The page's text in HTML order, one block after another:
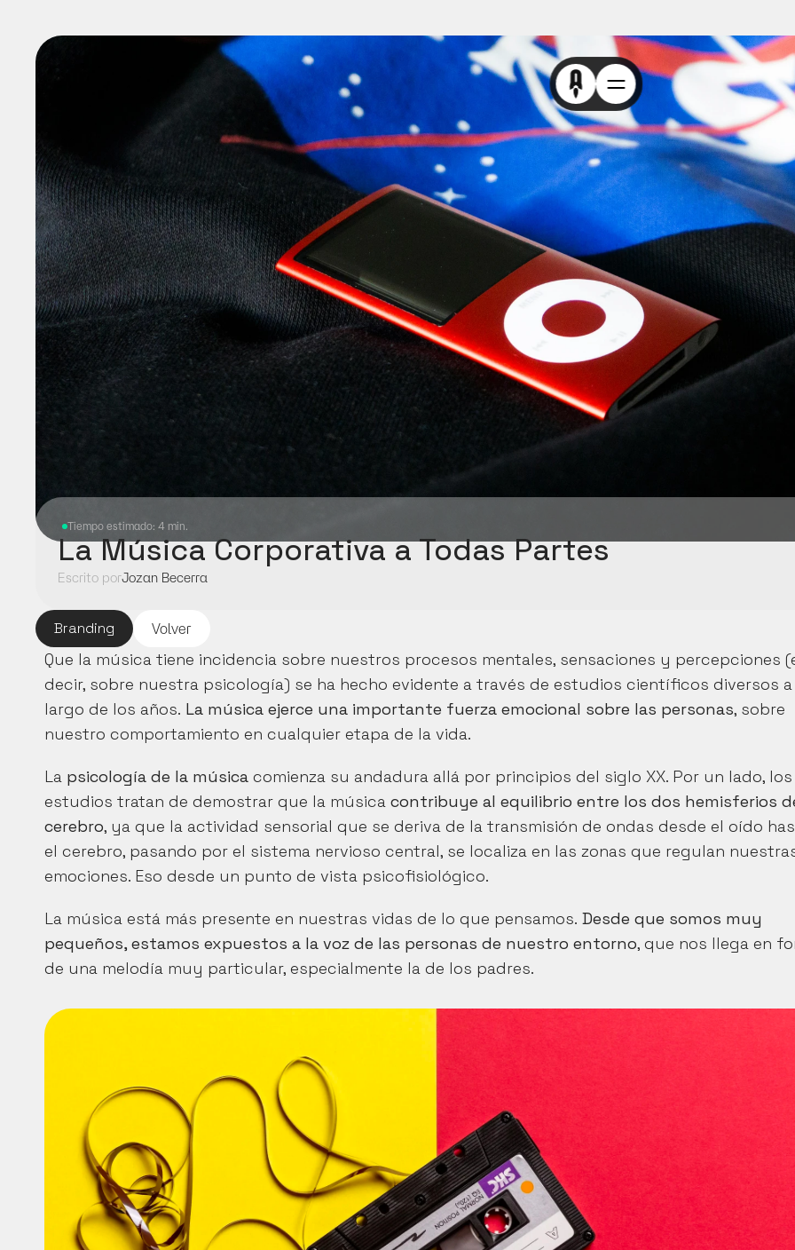
Branding Volver
Que la música tiene incidencia sobre nuestros procesos mentales, sensaciones y percepciones
decir, sobre nuestra psicología) se ha hecho evidente a través de estudios científicos diversos
largo de los años. La música ejerce una importante fuerza emocional sobre las personas, sobre
nuestro comportamiento en cualquier etapa de la vida.
La psicología de la música comienza su andadura allá por principios del siglo XX. Por un lado, los
estudios tratan de demostrar que la música contribuye al equilibrio entre los dos hemisferios
cerebro, ya que la actividad sensorial que se deriva de la transmisión de ondas desde el oído
el cerebro, pasando por el sistema nervioso central, se localiza en las zonas que regulan
emociones. Eso desde un punto de vista psicofisiológico.
La música está más presente en nuestras vidas de lo que pensamos. Desde que somos muy
pequeños, estamos expuestos a la voz de las personas de nuestro entorno, que nos llega en
de una melodía muy particular, especialmente la de los padres.
Tiempo estimado: 4 min.
La Música Corporativa a Todas Partes
Escrito porJozan Becerra